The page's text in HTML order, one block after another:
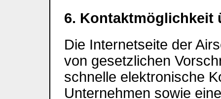
6. Kontaktmöglichkeit
Die Internetseite der
von gesetzlichen
schnelle elektronische
Unternehmen sowie